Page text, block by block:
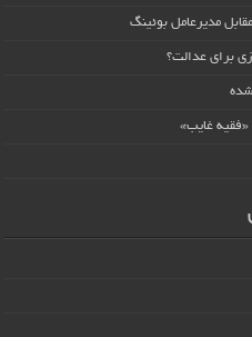
مدیرعامل بوئینگ
برای عدالت؟
شده
غایب»